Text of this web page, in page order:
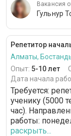
Вакансия
Гульнур
Репетитор
Алматы,
Опыт: 5-10 лет
Дата начала
Требуется:
ученику (5000
час).
работы:
раскрыть...